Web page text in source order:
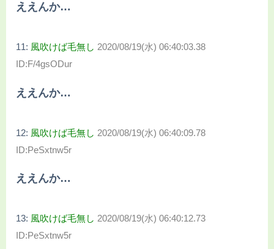
ええんか…
11: 風吹けば毛無し 2020/08/19(水) 06:40:03.38
ID:F/4gsODur
ええんか…
12: 風吹けば毛無し 2020/08/19(水) 06:40:09.78
ID:PeSxtnw5r
ええんか…
13: 風吹けば毛無し 2020/08/19(水) 06:40:12.73
ID:PeSxtnw5r